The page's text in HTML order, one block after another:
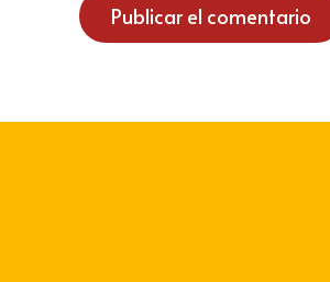
Publicar el comentario